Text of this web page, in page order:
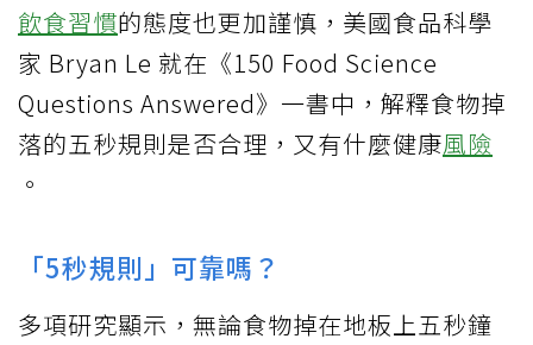
飲食習慣的態度也更加謹慎，美國食品科學
家 Bryan Le 就在《150 Food Science
Questions Answered》一書中，解釋食物掉
落的五秒規則是否合理，又有什麼健康風險
。
「5秒規則」可靠嗎？
多項研究顯示，無論食物掉在地板上五秒鐘